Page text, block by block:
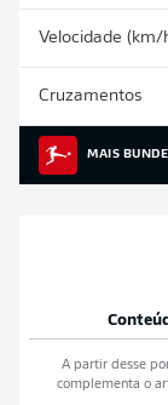
Velocidade (km/
Cruzamentos
MAIS
A partir desse
complementa o